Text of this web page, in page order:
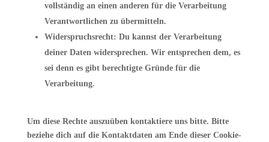
vollständig an einen anderen für die Verarbeitung
Verantwortlichen zu übermitteln.
Widerspruchsrecht: Du kannst der Verarbeitung
deiner Daten widersprechen. Wir entsprechen dem, es
sei denn es gibt berechtigte Gründe für die
Verarbeitung.
Um diese Rechte auszuüben kontaktiere uns bitte. Bitte
beziehe dich auf die Kontaktdaten am Ende dieser Cookie-